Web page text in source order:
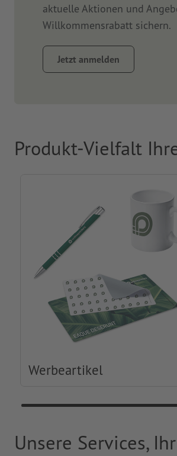
aktuelle Aktionen und
Willkommensrabatt sichern.
Jetzt anmelden
Produkt-Vielfalt
Werbeartikel
Unsere Services,